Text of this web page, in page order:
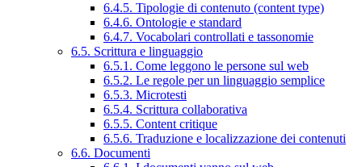
6.4.5. Tipologie di contenuto (content type)
6.4.6. Ontologie e standard
6.4.7. Vocabolari controllati e tassonomie
6.5. Scrittura e linguaggio
6.5.1. Come leggono le persone sul web
6.5.2. Le regole per un linguaggio semplice
6.5.3. Microtesti
6.5.4. Scrittura collaborativa
6.5.5. Content critique
6.5.6. Traduzione e localizzazione dei contenuti
6.6. Documenti